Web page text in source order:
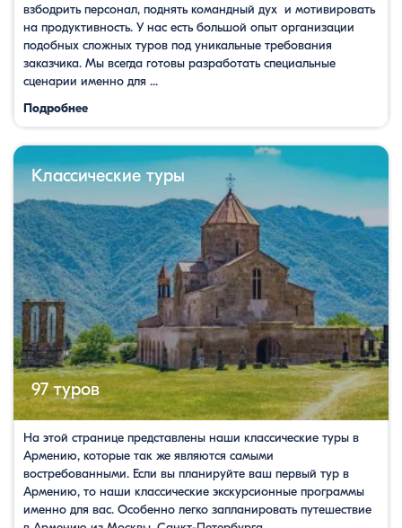
взбодрить персонал, поднять командный дух и мотивировать
на продуктивность. У нас есть большой опыт организации
подобных сложных туров под уникальные требования
заказчика. Мы всегда готовы разработать специальные
сценарии именно для ...
Подробнее
Классические туры
97 туров
​На этой странице представлены наши классические туры в
Армению, которые так же являются самыми
востребованными. Если вы планируйте ваш первый тур в
Армению, то наши классические экскурсионные программы
именно для вас. Особенно легко запланировать путешествие